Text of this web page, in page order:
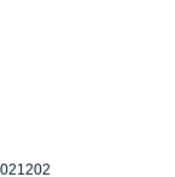
021202